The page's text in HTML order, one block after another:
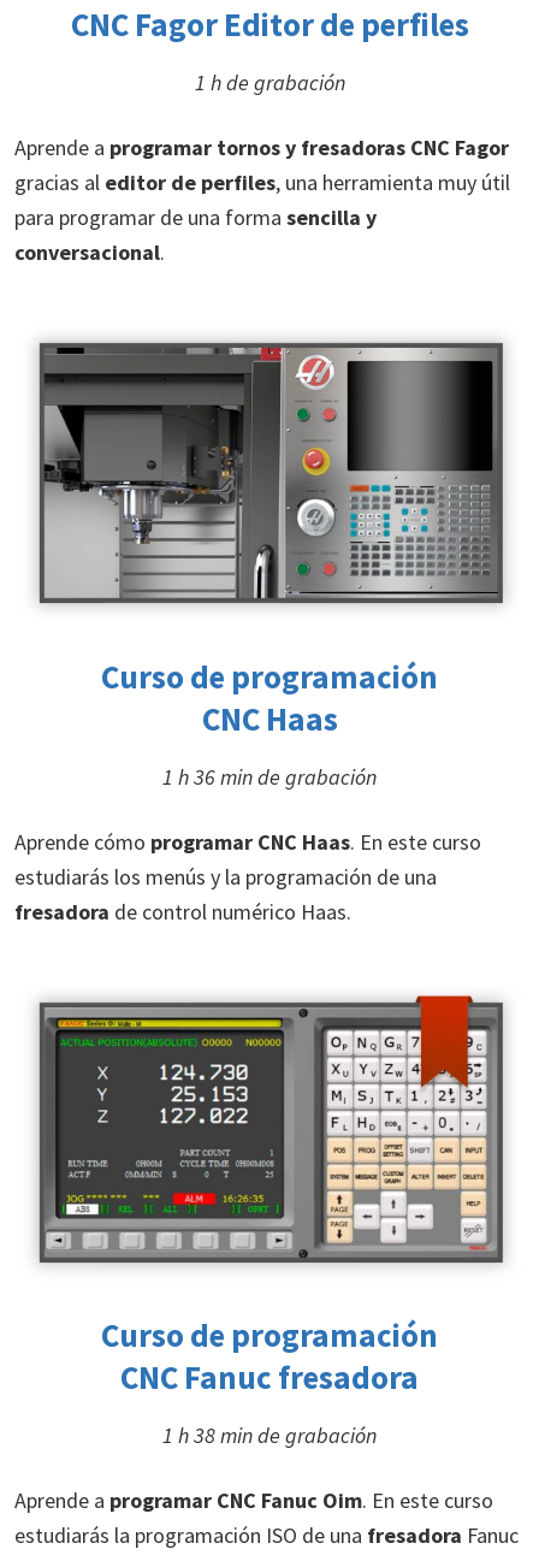
CNC Fagor Editor de perfiles
1 h de grabación
Aprende a programar tornos y fresadoras CNC Fagor
gracias al editor de perfiles, una herramienta muy útil
para programar de una forma sencilla y
conversacional.
Curso de programación
CNC Haas
1 h 36 min de grabación
Aprende cómo programar CNC Haas. En este curso
estudiarás los menús y la programación de una
fresadora de control numérico Haas.
Curso de programación
CNC Fanuc fresadora
1 h 38 min de grabación
Aprende a programar CNC Fanuc Oim. En este curso
estudiarás la programación ISO de una fresadora Fanuc